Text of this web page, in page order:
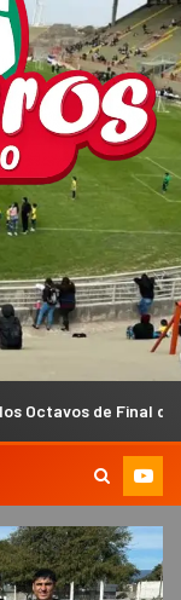
del Anual de